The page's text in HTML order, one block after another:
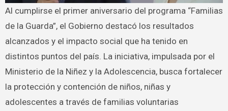
Al cumplirse el primer aniversario del programa “Familias
de la Guarda”, el Gobierno destacó los resultados
alcanzados y el impacto social que ha tenido en
distintos puntos del país. La iniciativa, impulsada por el
Ministerio de la Niñez y la Adolescencia, busca fortalecer
la protección y contención de niños, niñas y
adolescentes a través de familias voluntarias